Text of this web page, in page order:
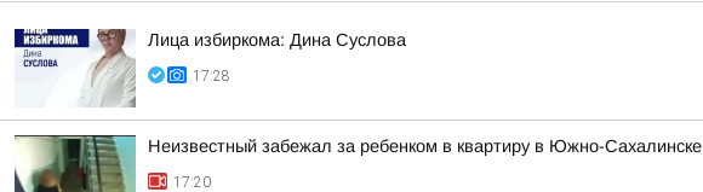
Лица избиркома: Дина Суслова
17:28
Неизвестный забежал за ребенком в квартиру в Южно-Сахалинске
17:20